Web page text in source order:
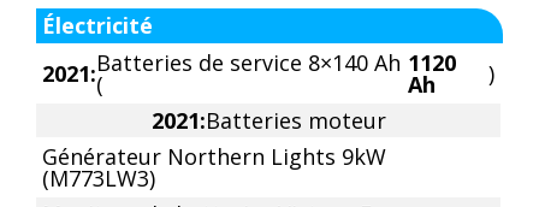
Électricité
2021:Batteries de service 8×140 Ah
(
1120
Ah
)
2021:Batteries moteur
Générateur Northern Lights 9kW
(M773LW3)